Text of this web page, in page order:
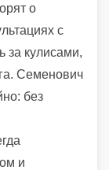
о
с
за кулисами,
Семенович
без
и